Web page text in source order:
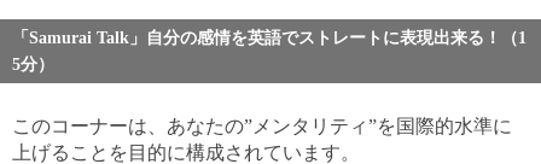
「Samurai Talk」自分の感情を英語でストレートに表現出来る！（1
5分）
このコーナーは、あなたの”メンタリティ”を国際的水準に
上げることを目的に構成されています。